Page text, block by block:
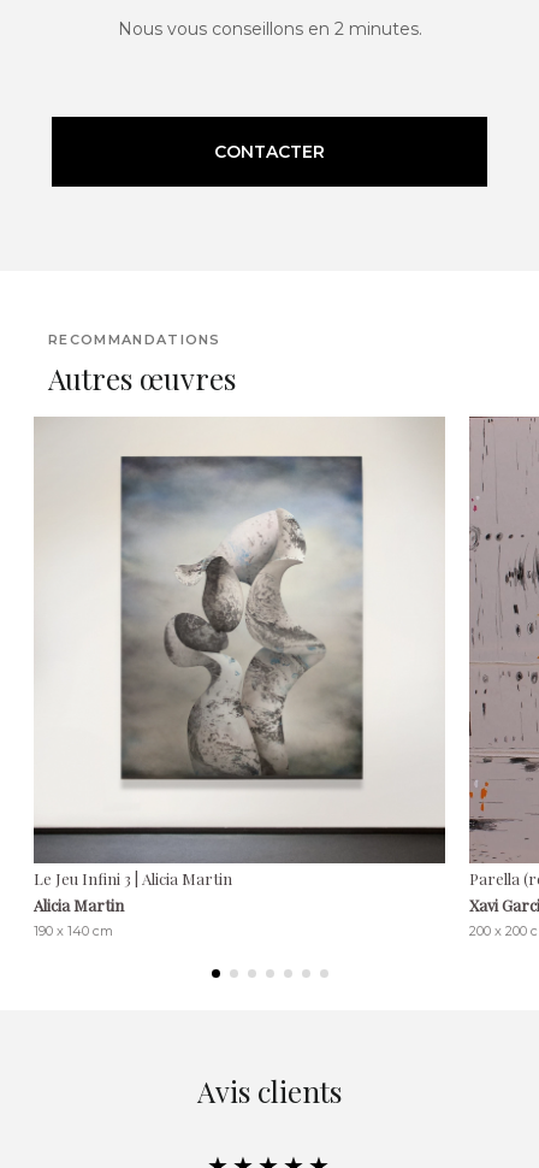
Nous vous conseillons en 2 minutes.
CONTACTER
RECOMMANDATIONS
Autres œuvres
Le Jeu Infini 3 | Alicia Martin
Alicia Martin
190 x 140 cm
Parella
Xavi
200 x 200
Avis clients